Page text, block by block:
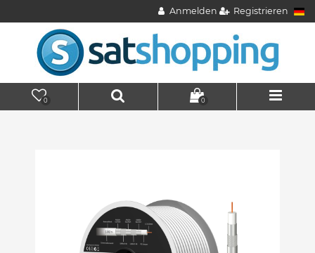
Anmelden Registrieren
0 0